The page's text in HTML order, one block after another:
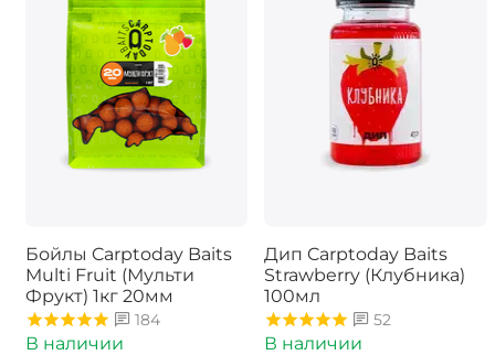
Бойлы Carptoday Baits
Multi Fruit (Мульти
Фрукт) 1кг 20мм
184
В наличии
Дип Carptoday Baits
Strawberry (Клубника)
100мл
52
В наличии